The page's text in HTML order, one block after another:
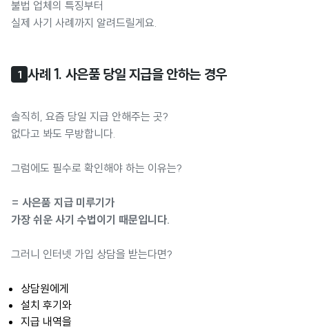
불법 업체의 특징부터
실제 사기 사례까지 알려드릴게요.
1 사례 1. 사은품 당일 지급을 안하는 경우
솔직히, 요즘 당일 지급 안해주는 곳?
없다고 봐도 무방합니다.
그럼에도 필수로 확인해야 하는 이유는?
= 사은품 지급 미루기가
가장 쉬운 사기 수법이기 때문입니다.
그러니 인터넷 가입 상담을 받는다면?
상담원에게
설치 후기와
지급 내역을